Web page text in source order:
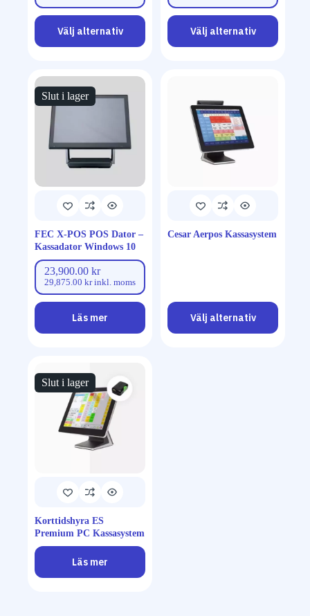
Välj alternativ Välj alternativ
Slut i lager
FEC X-POS POS Dator –
Kassadator Windows 10
23,900.00 kr
29,875.00 krinkl. moms
Läs mer
Cesar Aerpos Kassasystem
Välj alternativ
Slut i lager
Korttidshyra ES
Premium PC Kassasystem
Läs mer